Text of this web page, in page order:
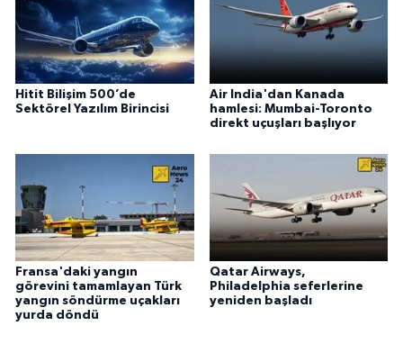
Hitit Bilişim 500’de
Sektörel Yazılım Birincisi
Air India'dan Kanada
hamlesi: Mumbai-Toronto
direkt uçuşları başlıyor
Fransa'daki yangın
görevini tamamlayan Türk
yangın söndürme uçakları
yurda döndü
Qatar Airways,
Philadelphia seferlerine
yeniden başladı